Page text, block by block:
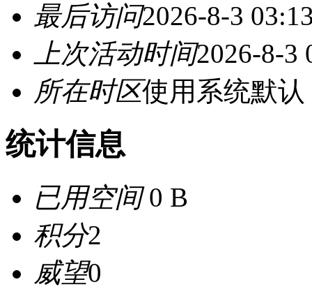
最后访问2026-8-3
上次活动时间2026-8-3
所在时区使用系统默认
统计信息
已用空间0 B
积分2
威望0